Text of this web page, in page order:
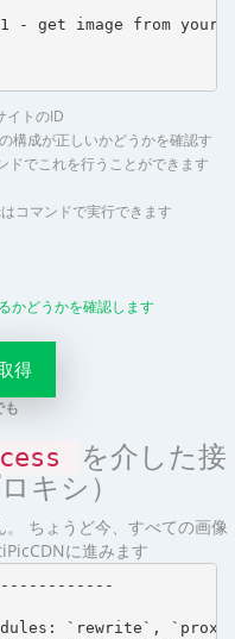
- get image from your
イトのID
構成が正しいかどうかを確認す
ドでこれを行うことができます
コマンドで実行できます
かどうかを確認します
得
も
を介した接
キシ）
ちょうど今、すべての画像
に進みます
`rewrite`,